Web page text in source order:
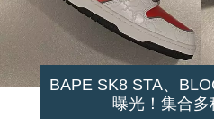
BAPE SK8 STA、
曝光！集合多